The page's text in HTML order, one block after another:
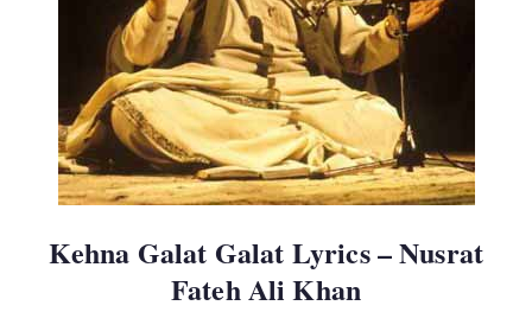
Kehna Galat Galat Lyrics – Nusrat
Fateh Ali Khan